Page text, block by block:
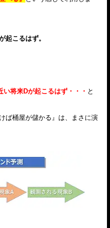
起こるはず。
将来Dが起こるはず・・・ と
ば桶屋が儲かる』は、まさに演